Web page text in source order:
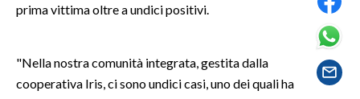
SALUTE
prima vittima oltre a undici positivi.
"Nella nostra comunità integrata, gestita dalla
cooperativa Iris, ci sono undici casi, uno dei quali ha